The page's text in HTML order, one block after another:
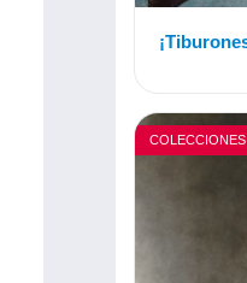
COLECCIONES